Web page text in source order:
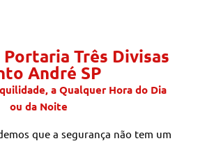
Três Divisas
André SP
a Qualquer Hora do Dia
ou da Noite
que a segurança não tem um